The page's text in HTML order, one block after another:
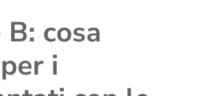
cosa
i